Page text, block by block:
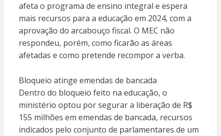
afeta o programa de ensino integral e espera
mais recursos para a educação em 2024, com a
aprovação do arcabouço fiscal. O MEC não
respondeu, porém, como ficarão as áreas
afetadas e como pretende recompor a verba.
Bloqueio atinge emendas de bancada
Dentro do bloqueio feito na educação, o
ministério optou por segurar a liberação de R$
155 milhões em emendas de bancada, recursos
indicados pelo conjunto de parlamentares de um